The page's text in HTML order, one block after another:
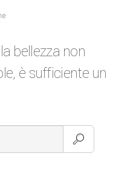
bellezza non
è sufficiente un